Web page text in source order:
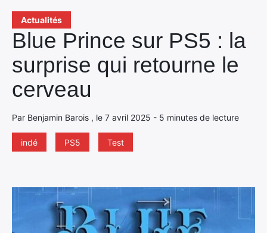
Actualités
Blue Prince sur PS5 : la
surprise qui retourne le
cerveau
Par Benjamin Barois , le 7 avril 2025 - 5 minutes de lecture
indé PS5 Test